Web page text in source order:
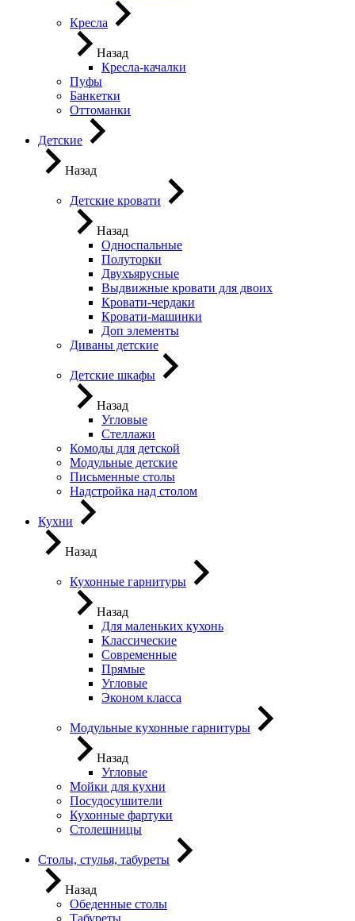
Кресла
Назад
Кресла-качалки
Пуфы
Банкетки
Оттоманки
Детские
Назад
Детские кровати
Назад
Односпальные
Полуторки
Двухъярусные
Выдвижные кровати для двоих
Кровати-чердаки
Кровати-машинки
Доп элементы
Диваны детские
Детские шкафы
Назад
Угловые
Стеллажи
Комоды для детской
Модульные детские
Письменные столы
Надстройка над столом
Кухни
Назад
Кухонные гарнитуры
Назад
Для маленьких кухонь
Классические
Современные
Прямые
Угловые
Эконом класса
Модульные кухонные гарнитуры
Назад
Угловые
Мойки для кухни
Посудосушители
Кухонные фартуки
Столешницы
Столы, стулья, табуреты
Назад
Обеденные столы
Табуреты